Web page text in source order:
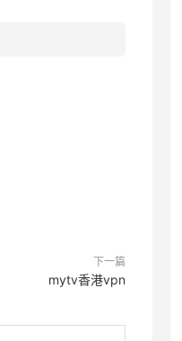
下一篇
mytv香港vpn